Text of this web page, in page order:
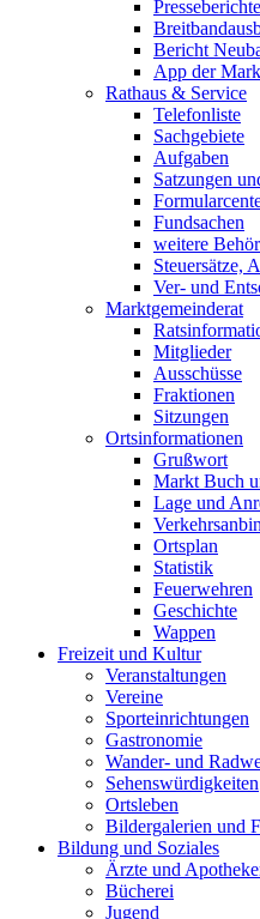
Presseberichte
Bericht
App der
Rathaus & Service
Telefonliste
Sachgebiete
Aufgaben
Satzungen
Fundsachen
weitere
Steuersätze,
Ver- und
Marktgemeinderat
Mitglieder
Ausschüsse
Fraktionen
Sitzungen
Ortsinformationen
Grußwort
Markt Buch
Lage und
Ortsplan
Statistik
Feuerwehren
Geschichte
Wappen
Freizeit und Kultur
Veranstaltungen
Vereine
Sporteinrichtungen
Gastronomie
Wander- und
Sehenswürdigkeiten
Ortsleben
Bildergalerien und
Bildung und Soziales
Ärzte und
Bücherei
Jugend